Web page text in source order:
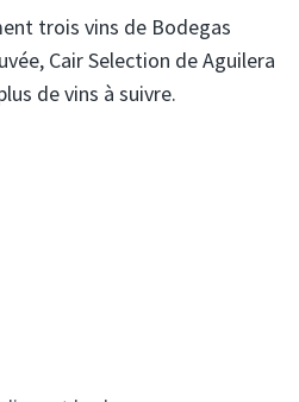
trois vins de Bodegas
Cair Selection de Aguilera
de vins à suivre.